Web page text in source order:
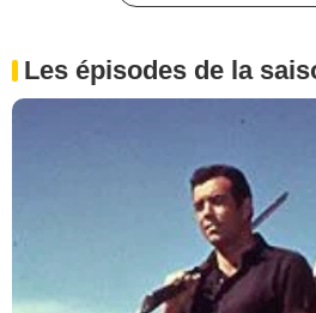
Les épisodes de la